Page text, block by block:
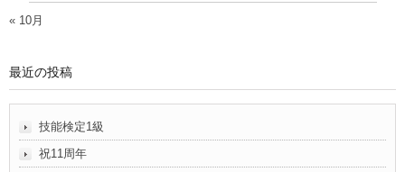
« 10月
最近の投稿
技能検定1級
祝11周年